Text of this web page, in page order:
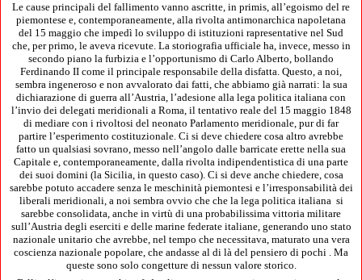
Le cause principali del fallimento vanno ascritte, in primis, all’egoismo del re
piemontese e, contemporaneamente, alla rivolta antimonarchica napoletana
del 15 maggio che impedì lo sviluppo di istituzioni rapresentative nel Sud
che, per primo, le aveva ricevute. La storiografia ufficiale ha, invece, messo in
secondo piano la furbizia e l’opportunismo di Carlo Alberto, bollando
Ferdinando II come il principale responsabile della disfatta. Questo, a noi,
sembra ingeneroso e non avvalorato dai fatti, che abbiamo già narrati: la sua
dichiarazione di guerra all’Austria, l’adesione alla lega politica italiana con
l’invio dei delegati meridionali a Roma, il tentativo reale del 15 maggio 1848
di mediare con i rivoltosi del neonato Parlamento meridionale, pur di far
partire l’esperimento costituzionale. Ci si deve chiedere cosa altro avrebbe
fatto un qualsiasi sovrano, messo nell’angolo dalle barricate erette nella sua
Capitale e, contemporaneamente, dalla rivolta indipendentistica di una parte
dei suoi domini (la Sicilia, in questo caso). Ci si deve anche chiedere, cosa
sarebbe potuto accadere senza le meschinità piemontesi e l’irresponsabilità dei
liberali meridionali, a noi sembra ovvio che che la lega politica italiana si
sarebbe consolidata, anche in virtù di una probabilissima vittoria militare
sull’Austria degli eserciti e delle marine federate italiane, generando uno stato
nazionale unitario che avrebbe, nel tempo che necessitava, maturato una vera
coscienza nazionale popolare, che andasse al di là del pensiero di pochi . Ma
queste sono solo congetture di nessun valore storico.